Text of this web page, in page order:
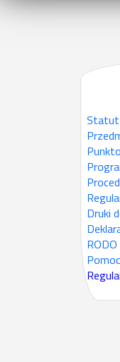
Statut
Druki
RODO